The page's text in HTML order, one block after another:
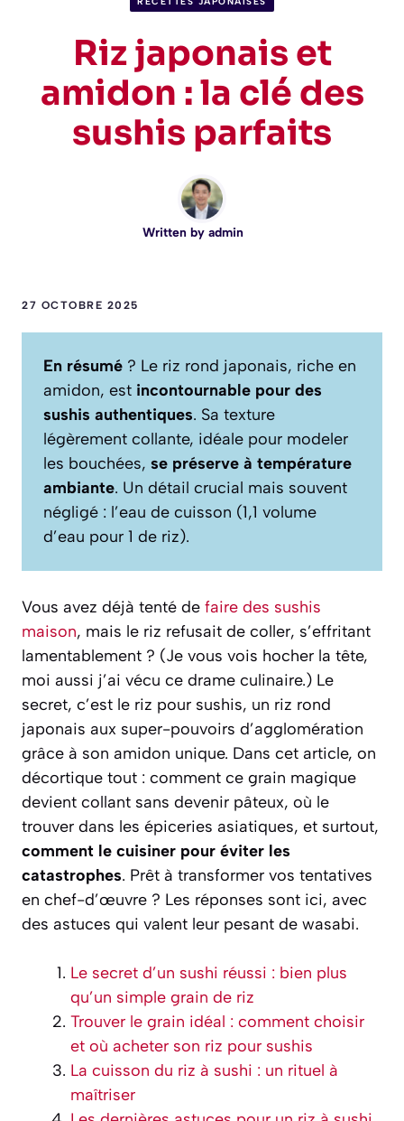
Riz japonais et
amidon : la clé des
sushis parfaits
Written by admin
27 OCTOBRE 2025
En résumé ? Le riz rond japonais, riche en
amidon, est incontournable pour des
sushis authentiques. Sa texture
légèrement collante, idéale pour modeler
les bouchées, se préserve à température
ambiante. Un détail crucial mais souvent
négligé : l’eau de cuisson (1,1 volume
d’eau pour 1 de riz).
Vous avez déjà tenté de faire des sushis
maison, mais le riz refusait de coller, s’effritant
lamentablement ? (Je vous vois hocher la tête,
moi aussi j’ai vécu ce drame culinaire.) Le
secret, c’est le riz pour sushis, un riz rond
japonais aux super-pouvoirs d’agglomération
grâce à son amidon unique. Dans cet article, on
décortique tout : comment ce grain magique
devient collant sans devenir pâteux, où le
trouver dans les épiceries asiatiques, et surtout,
comment le cuisiner pour éviter les
catastrophes. Prêt à transformer vos tentatives
en chef-d’œuvre ? Les réponses sont ici, avec
des astuces qui valent leur pesant de wasabi.
Le secret d’un sushi réussi : bien plus
qu’un simple grain de riz
Trouver le grain idéal : comment choisir
et où acheter son riz pour sushis
La cuisson du riz à sushi : un rituel à
maîtriser